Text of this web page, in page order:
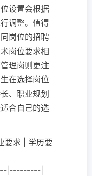
设置会根据
调整。值得
岗位的招聘
岗位要求相
理岗则更注
在选择岗位
、职业规划
合自己的选
要求 | 学历要
|---------|